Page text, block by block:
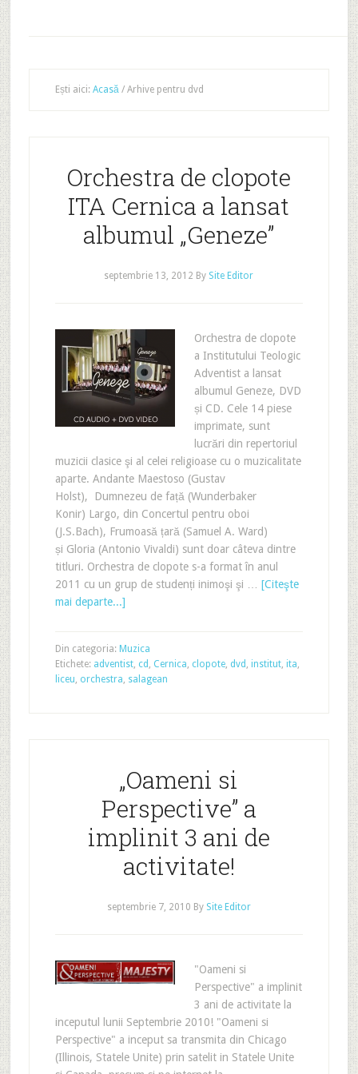
Ești aici: Acasă /Arhive pentru dvd
Orchestra de clopote
ITA Cernica a lansat
albumul „Geneze”
septembrie 13, 2012 By Site Editor
Orchestra de clopote
a Institutului Teologic
Adventist a lansat
albumul Geneze, DVD
și CD. Cele 14 piese
imprimate, sunt
lucrări din repertoriul
muzicii clasice şi al celei religioase cu o muzicalitate
aparte. Andante Maestoso (Gustav
Holst), Dumnezeu de față (Wunderbaker
Konir) Largo, din Concertul pentru oboi
(J.S.Bach), Frumoasă țară (Samuel A. Ward)
și Gloria (Antonio Vivaldi) sunt doar câteva dintre
titluri. Orchestra de clopote s-a format în anul
2011 cu un grup de studenți inimoşi şi … [Citeşte
mai departe...]
Din categoria: Muzica
Etichete: adventist, cd , Cernica, clopote, dvd , institut, ita,
liceu, orchestra, salagean
„Oameni si
Perspective” a
implinit 3 ani de
activitate!
septembrie 7, 2010 By Site Editor
"Oameni si
Perspective" a implinit
3 ani de activitate la
inceputul lunii Septembrie 2010! "Oameni si
Perspective" a inceput sa transmita din Chicago
(Illinois, Statele Unite) prin satelit in Statele Unite